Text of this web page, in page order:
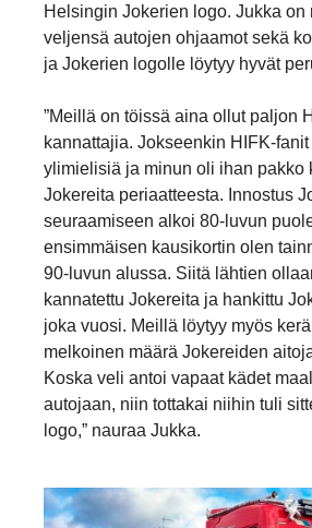
Helsingin Jokerien logo. Jukka on
veljensä autojen ohjaamot sekä
ja Jokerien logolle löytyy hyvät
”Meillä on töissä aina ollut paljon
kannattajia. Jokseenkin HIFK-
ylimielisiä ja minun oli ihan pakko
Jokereita periaatteesta. Innostus
seuraamiseen alkoi 80-luvun
ensimmäisen kausikortin olen
90-luvun alussa. Siitä lähtien
kannatettu Jokereita ja hankittu
joka vuosi. Meillä löytyy myös
melkoinen määrä Jokereiden
Koska veli antoi vapaat kädet
autojaan, niin tottakai niihin tuli
logo,” nauraa Jukka.